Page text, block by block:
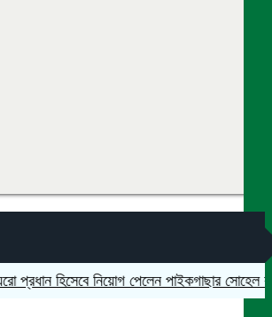
হিসেবে নিয়োগ পেলেন পাইকগাছার সোহেল রানা